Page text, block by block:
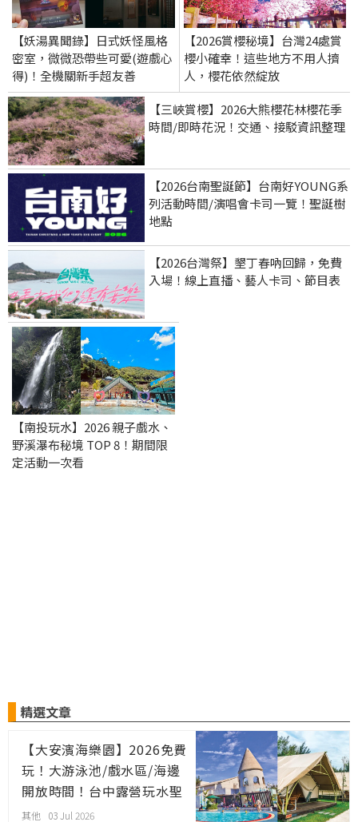
【妖湯異聞錄】日式妖怪風格
密室，微微恐帶些可愛(遊戲心
得)！全機關新手超友善
【2026賞櫻秘境】台灣24處賞
櫻小確幸！這些地方不用人擠
人，櫻花依然綻放
【三峽賞櫻】2026大熊櫻花林櫻花季
時間/即時花況！交通、接駁資訊整理
【2026台南聖誕節】台南好YOUNG系
列活動時間/演唱會卡司一覽！聖誕樹
地點
【2026台灣祭】墾丁春吶回歸，免費
入場！線上直播、藝人卡司、節目表
【南投玩水】2026 親子戲水、
野溪瀑布秘境 TOP 8！期間限
定活動一次看
精選文章
【大安濱海樂園】2026免費
玩！大游泳池/戲水區/海邊
開放時間！台中露營玩水聖
地
其他 03 Jul 2026